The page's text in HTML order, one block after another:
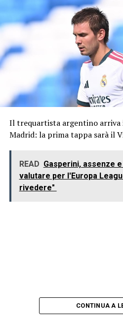
Il trequartista argentino arriva
Madrid: la prima tappa sarà il
READ Gasperini, assenze
valutare per l'Europa
rivedere"
CONTINUA A